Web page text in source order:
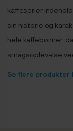
kaffeserier
sin historie og
hele kaffebønner,
smagsoplevelse
Se flere produkter